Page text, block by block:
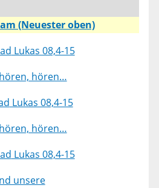
(Neuester oben)
Lukas 08,4-15
hören…
Lukas 08,4-15
hören…
Lukas 08,4-15
unsere